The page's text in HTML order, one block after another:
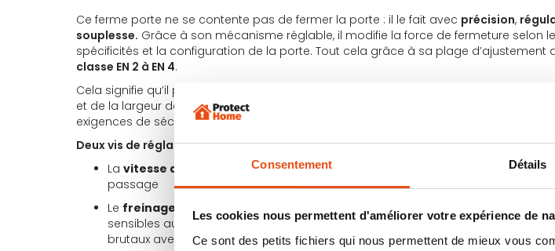
Consentement Détails
Les cookies nous permettent d'améliorer votre expérience de
Ce sont des petits fichiers qui nous permettent de mieux vous
Ce ferme porte ne se contente pas de fermer la porte : il le fait avec précision,
souplesse. Grâce à son mécanisme réglable, il modifie la force de fermeture selon
spécificités et la configuration de la porte. Tout cela grâce à sa plage d’ajustement
classe EN 2 à EN 4.
Cela signifie qu’il peut
et de la largeur des portes tout en respectant des fermetures adéquates qui
exigences de sécurité des établissements publics.
Deux vis de réglageindépendantes permettent d’adapter :
La vitesse de fermeture, qui modifie le rythme de la fermeture de la porte au
passage
Le freinage à l’ouverture
, qui aide à ne pas claquer la porte dans les espaces
sensibles au vent ou aux à-coups pour préserver la porte et éviter des
brutaux avec les murs.